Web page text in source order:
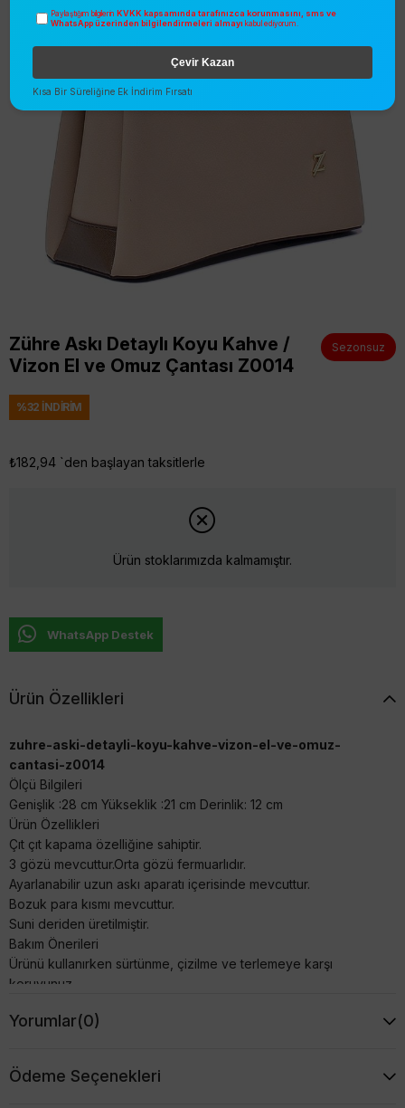
Zühre Askı Detaylı Koyu Kahve /
Vizon El ve Omuz Çantası Z0014
Sezonsuz
%32 İNDIRIM
₺182,94 `den başlayan taksitlerle
Ürün stoklarımızda kalmamıştır.
WhatsApp Destek
Ürün Özellikleri
zuhre-aski-detayli-koyu-kahve-vizon-el-ve-omuz-
cantasi-z0014
Ölçü Bilgileri
Genişlik :28 cm Yükseklik :21 cm Derinlik: 12 cm
Ürün Özellikleri
Çıt çıt kapama özelliğine sahiptir.
3 gözü mevcuttur.Orta gözü fermuarlıdır.
Ayarlanabilir uzun askı aparatı içerisinde mevcuttur.
Bozuk para kısmı mevcuttur.
Suni deriden üretilmiştir.
Bakım Önerileri
Ürünü kullanırken sürtünme, çizilme ve terlemeye karşı
koruyunuz.
parlatabilirsiniz. Bu minimal bakım ile çantanız uzun ömürlü
Çantanızın üzerine kesinlikle kimyasal ürünler kullanmayınız.
Yorumlar(0)
Ödeme Seçenekleri
Paylaştığım bilgilerin KVKK kapsamında tarafınızca korunmasını, sms ve
WhatsApp üzerinden bilgilendirmeleri almayı kabul ediyorum.
Çevir Kazan
Kısa Bir Süreliğine Ek İndirim Fırsatı